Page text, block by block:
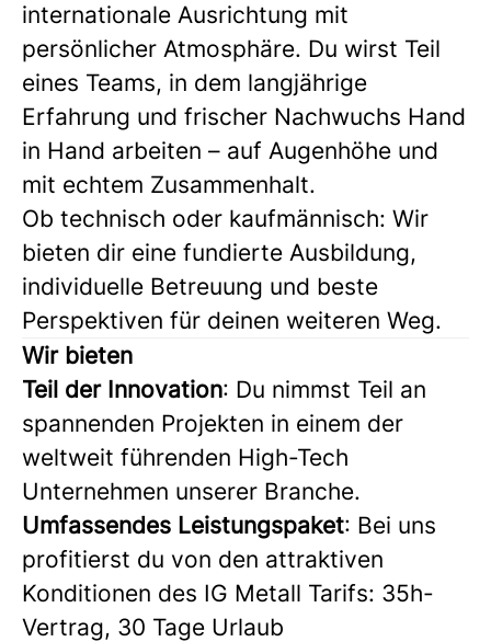
internationale Ausrichtung mit
persönlicher Atmosphäre. Du wirst Teil
eines Teams, in dem langjährige
Erfahrung und frischer Nachwuchs Hand
in Hand arbeiten – auf Augenhöhe und
mit echtem Zusammenhalt.
Ob technisch oder kaufmännisch: Wir
bieten dir eine fundierte Ausbildung,
individuelle Betreuung und beste
Perspektiven für deinen weiteren Weg.
Wir bieten
Teil der Innovation: Du nimmst Teil an
spannenden Projekten in einem der
weltweit führenden High-Tech
Unternehmen unserer Branche.
Umfassendes Leistungspaket: Bei uns
profitierst du von den attraktiven
Konditionen des IG Metall Tarifs: 35h-
Vertrag, 30 Tage Urlaub